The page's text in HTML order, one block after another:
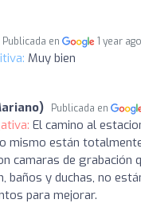
Publicada en 1 year ago
Muy bien
Publicada en
El camino al
mismo están
camaras de grabación
baños y duchas, no
para mejorar.